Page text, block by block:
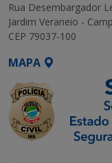
Rua Desembargador
Jardim Veraneio -
CEP 79037-100
MAPA